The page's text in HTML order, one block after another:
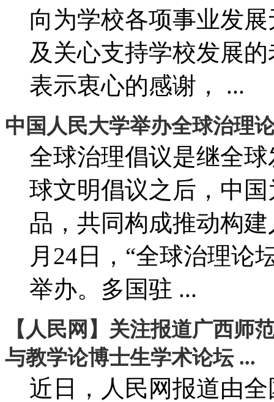
向为学校各项事业发
及关心支持学校发展
表示衷心的感谢， ...
中国人民大学举办全球治理
全球治理倡议是继全
球文明倡议之后，中
品，共同构成推动构
月24日，“全球治理论
举办。多国驻 ...
【人民网】关注报道广西师
与教学论博士生学术论坛 ...
近日，人民网报道由